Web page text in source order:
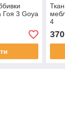
Гоя 3 Goya
4
370